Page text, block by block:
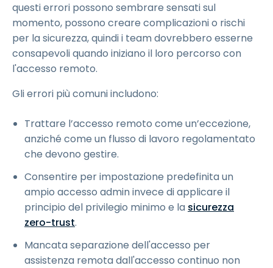
questi errori possono sembrare sensati sul
momento, possono creare complicazioni o rischi
per la sicurezza, quindi i team dovrebbero esserne
consapevoli quando iniziano il loro percorso con
l'accesso remoto.
Gli errori più comuni includono:
Trattare l’accesso remoto come un’eccezione,
anziché come un flusso di lavoro regolamentato
che devono gestire.
Consentire per impostazione predefinita un
ampio accesso admin invece di applicare il
principio del privilegio minimo e la sicurezza
zero-trust.
Mancata separazione dell'accesso per
assistenza remota dall'accesso continuo non